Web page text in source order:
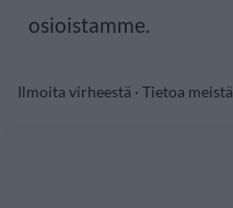
osioistamme.
Ilmoita virheestä · Tietoa meistä